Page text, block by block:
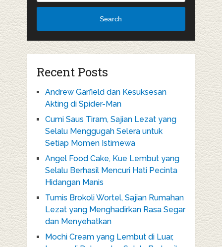
Search
Recent Posts
Andrew Garfield dan Kesuksesan
Akting di Spider-Man
Cumi Saus Tiram, Sajian Lezat yang
Selalu Menggugah Selera untuk
Setiap Momen Istimewa
Angel Food Cake, Kue Lembut yang
Selalu Berhasil Mencuri Hati Pecinta
Hidangan Manis
Tumis Brokoli Wortel, Sajian Rumahan
Lezat yang Menghadirkan Rasa Segar
dan Menyehatkan
Mochi Cream yang Lembut di Luar,